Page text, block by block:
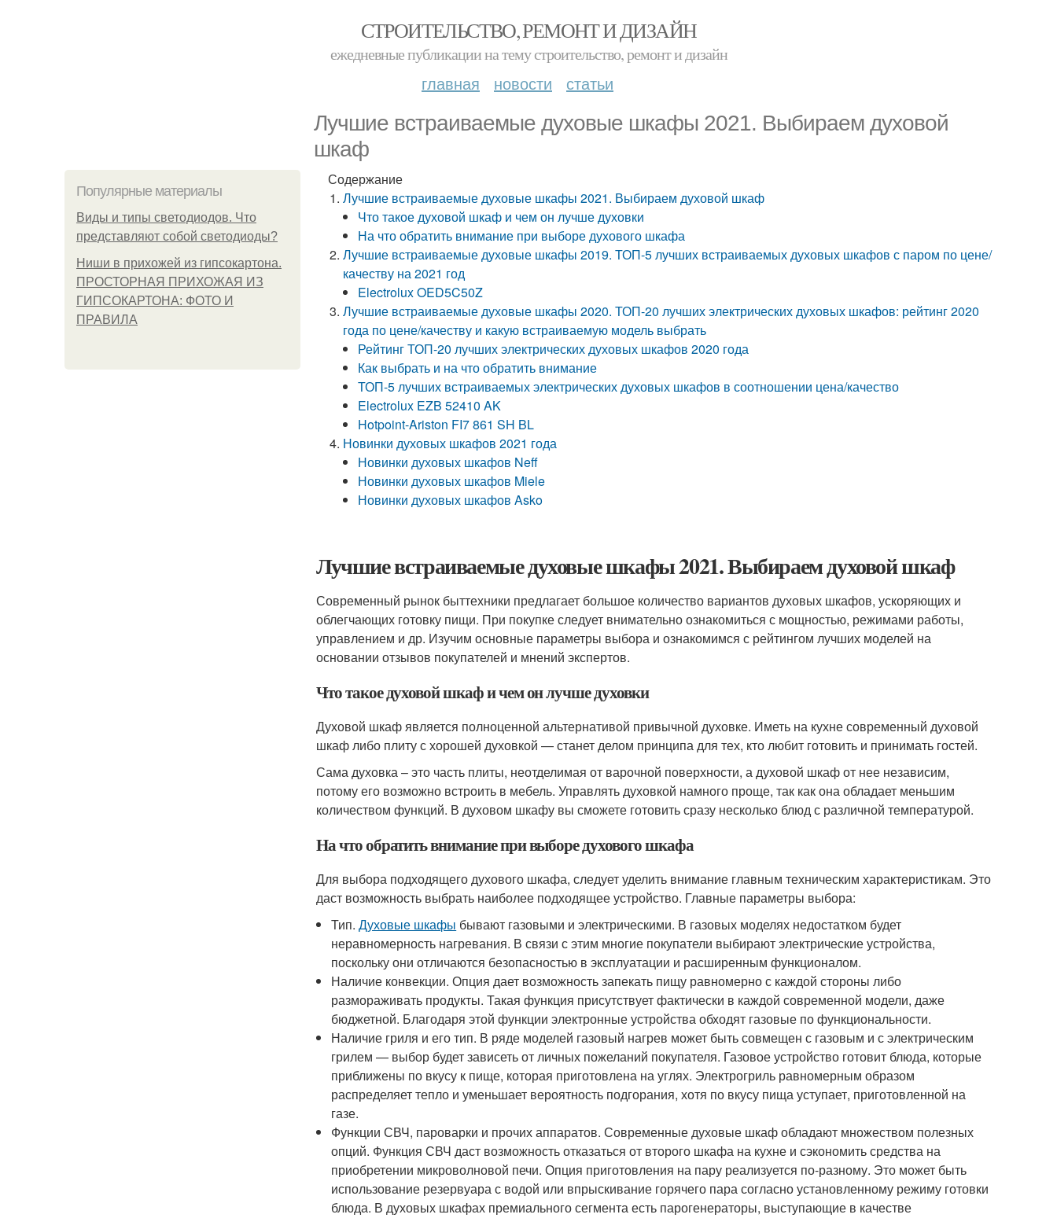
СТРОИТЕЛЬСТВО, РЕМОНТ И ДИЗАЙН
ежедневные публикации на тему строительство, ремонт и дизайн
главная новости статьи
Лучшие встраиваемые духовые шкафы 2021. Выбираем духовой
шкаф
Популярные материалы
Виды и типы светодиодов. Что
представляют собой светодиоды?
Ниши в прихожей из гипсокартона.
ПРОСТОРНАЯ ПРИХОЖАЯ ИЗ
ГИПСОКАРТОНА: ФОТО И
ПРАВИЛА
Содержание
Лучшие встраиваемые духовые шкафы 2021. Выбираем духовой шкаф
Что такое духовой шкаф и чем он лучше духовки
На что обратить внимание при выборе духового шкафа
Лучшие встраиваемые духовые шкафы 2019. ТОП-5 лучших встраиваемых духовых шкафов с паром по цене/
качеству на 2021 год
Electrolux OED5C50Z
Лучшие встраиваемые духовые шкафы 2020. ТОП-20 лучших электрических духовых шкафов: рейтинг 2020
года по цене/качеству и какую встраиваемую модель выбрать
Рейтинг ТОП-20 лучших электрических духовых шкафов 2020 года
Как выбрать и на что обратить внимание
ТОП-5 лучших встраиваемых электрических духовых шкафов в соотношении цена/качество
Electrolux EZB 52410 AK
Hotpoint-Ariston FI7 861 SH BL
Новинки духовых шкафов 2021 года
Новинки духовых шкафов Neff
Новинки духовых шкафов Miele
Новинки духовых шкафов Asko
Лучшие встраиваемые духовые шкафы 2021. Выбираем духовой шкаф
Современный рынок быттехники предлагает большое количество вариантов духовых шкафов, ускоряющих и
облегчающих готовку пищи. При покупке следует внимательно ознакомиться с мощностью, режимами работы,
управлением и др. Изучим основные параметры выбора и ознакомимся с рейтингом лучших моделей на
основании отзывов покупателей и мнений экспертов.
Что такое духовой шкаф и чем он лучше духовки
Духовой шкаф является полноценной альтернативой привычной духовке. Иметь на кухне современный духовой
шкаф либо плиту с хорошей духовкой — станет делом принципа для тех, кто любит готовить и принимать гостей.
Сама духовка – это часть плиты, неотделимая от варочной поверхности, а духовой шкаф от нее независим,
потому его возможно встроить в мебель. Управлять духовкой намного проще, так как она обладает меньшим
количеством функций. В духовом шкафу вы сможете готовить сразу несколько блюд с различной температурой.
На что обратить внимание при выборе духового шкафа
Для выбора подходящего духового шкафа, следует уделить внимание главным техническим характеристикам. Это
даст возможность выбрать наиболее подходящее устройство. Главные параметры выбора:
Тип.Духовые шкафы бывают газовыми и электрическими. В газовых моделях недостатком будет
неравномерность нагревания. В связи с этим многие покупатели выбирают электрические устройства,
поскольку они отличаются безопасностью в эксплуатации и расширенным функционалом.
Наличие конвекции. Опция дает возможность запекать пищу равномерно с каждой стороны либо
размораживать продукты. Такая функция присутствует фактически в каждой современной модели, даже
бюджетной. Благодаря этой функции электронные устройства обходят газовые по функциональности.
Наличие гриля и его тип. В ряде моделей газовый нагрев может быть совмещен с газовым и с электрическим
грилем — выбор будет зависеть от личных пожеланий покупателя. Газовое устройство готовит блюда, которые
приближены по вкусу к пище, которая приготовлена на углях. Электрогриль равномерным образом
распределяет тепло и уменьшает вероятность подгорания, хотя по вкусу пища уступает, приготовленной на
газе.
Функции СВЧ, пароварки и прочих аппаратов. Современные духовые шкаф обладают множеством полезных
опций. Функция СВЧ даст возможность отказаться от второго шкафа на кухне и сэкономить средства на
приобретении микроволновой печи. Опция приготовления на пару реализуется по-разному. Это может быть
использование резервуара с водой или впрыскивание горячего пара согласно установленному режиму готовки
блюда. В духовых шкафах премиального сегмента есть парогенераторы, выступающие в качестве